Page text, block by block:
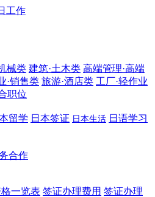
械类 建筑·土木类 高端管理·高端
·销售类 旅游·酒店类 工厂·轻作业
职位
留学 日本签证 日本生活 日语学习
合作
一览表 签证办理费用 签证办理